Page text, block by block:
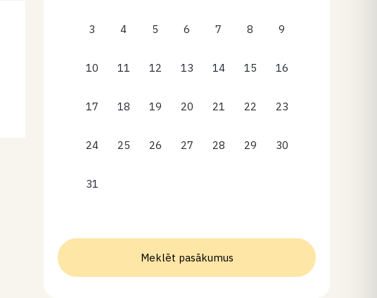
3 4 5 6 7 8 9
10 11 12 13 14 15 16
17 18 19 20 21 22 23
24 25 26 27 28 29 30
31
Meklēt pasākumus